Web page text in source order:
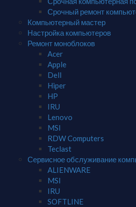
Срочный ремонт
Компьютерный мастер
Настройка компьютеров
Ремонт моноблоков
Acer
Apple
Dell
Hiper
HP
IRU
Lenovo
MSI
RDW Computers
Teclast
Сервисное обслуживание
ALIENWARE
MSI
IRU
SOFTLINE